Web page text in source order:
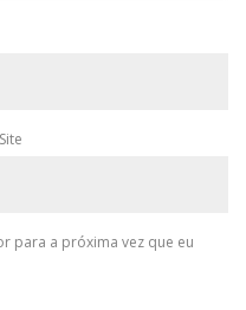
Site
para a próxima vez que eu